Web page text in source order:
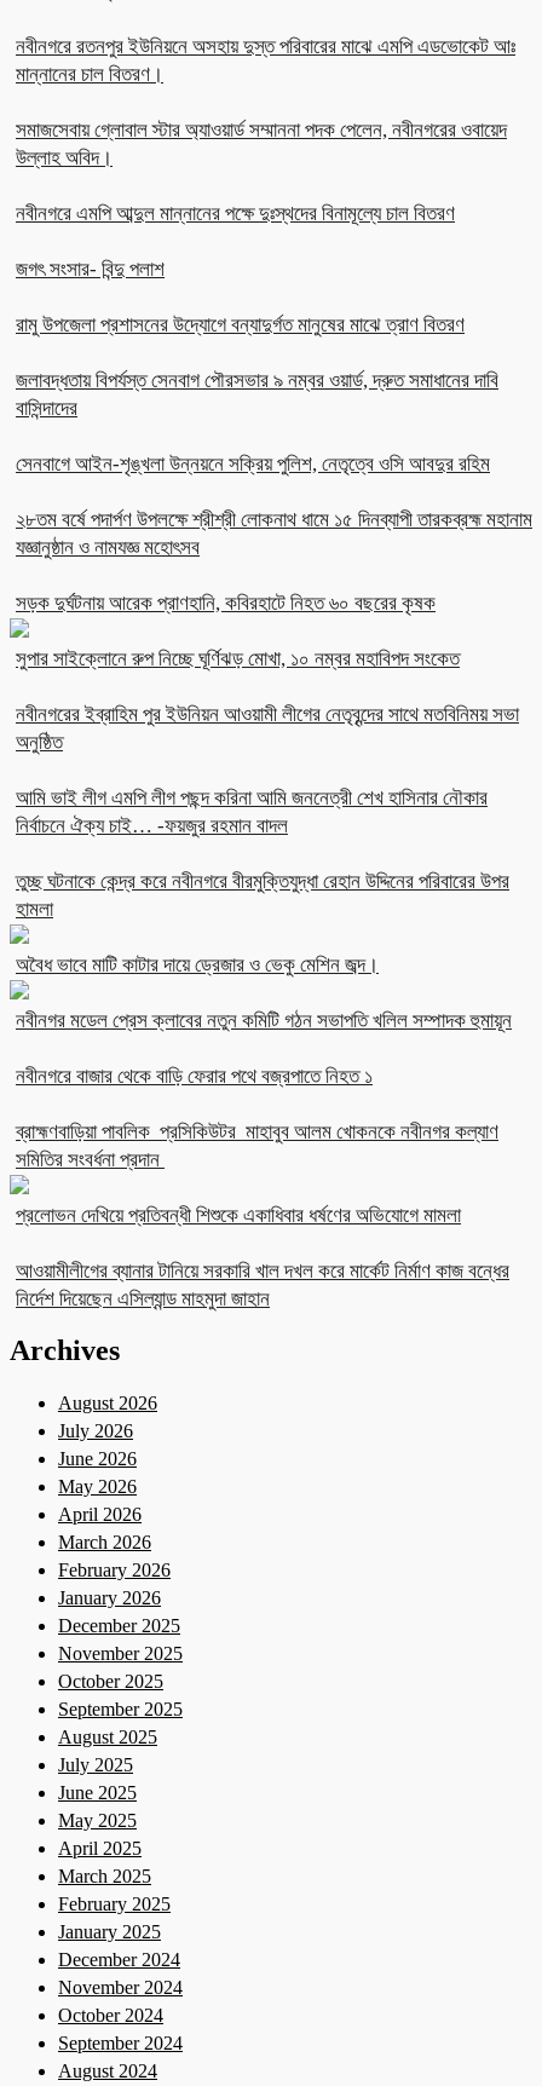
নবীনগরে রতনপুর ইউনিয়নে অসহায় দুস্ত পরিবারের মাঝে এমপি এডভোকেট আঃ
মান্নানের চাল বিতরণ।
সমাজসেবায় গ্লোবাল স্টার অ্যাওয়ার্ড সম্মাননা পদক পেলেন, নবীনগরের ওবায়েদ
উল্লাহ অবিদ।
নবীনগরে এমপি আব্দুল মান্নানের পক্ষে দুঃস্থদের বিনামূল্যে চাল বিতরণ
জগৎ সংসার- বিন্দু পলাশ
রামু উপজেলা প্রশাসনের উদ্যোগে বন্যাদুর্গত মানুষের মাঝে ত্রাণ বিতরণ
জলাবদ্ধতায় বিপর্যস্ত সেনবাগ পৌরসভার ৯ নম্বর ওয়ার্ড, দ্রুত সমাধানের দাবি
বাসিন্দাদের
সেনবাগে আইন-শৃঙ্খলা উন্নয়নে সক্রিয় পুলিশ, নেতৃত্বে ওসি আবদুর রহিম
২৮তম বর্ষে পদার্পণ উপলক্ষে শ্রীশ্রী লোকনাথ ধামে ১৫ দিনব্যাপী তারকব্রহ্ম মহানাম
যজ্ঞানুষ্ঠান ও নামযজ্ঞ মহোৎসব
সড়ক দুর্ঘটনায় আরেক প্রাণহানি, কবিরহাটে নিহত ৬০ বছরের কৃষক
সুপার সাইক্লোনে রুপ নিচ্ছে ঘূর্ণিঝড় মোখা, ১০ নম্বর মহাবিপদ সংকেত
নবীনগরের ইব্রাহিম পুর ইউনিয়ন আওয়ামী লীগের নেতৃবৃন্দের সাথে মতবিনিময় সভা
অনুষ্ঠিত
আমি ভাই লীগ এমপি লীগ পছন্দ করিনা আমি জননেত্রী শেখ হাসিনার নৌকার
নির্বাচনে ঐক্য চাই… -ফয়জুর রহমান বাদল
তুচ্ছ ঘটনাকে কেন্দ্র করে নবীনগরে বীরমুক্তিযুদ্ধা রেহান উদ্দিনের পরিবারের উপর
হামলা
অবৈধ ভাবে মাটি কাটার দায়ে ড্রেজার ও ভেকু মেশিন জব্দ।
নবীনগর মডেল প্রেস ক্লাবের নতুন কমিটি গঠন সভাপতি খলিল সম্পাদক হুমায়ূন
নবীনগরে বাজার থেকে বাড়ি ফেরার পথে বজ্রপাতে নিহত ১
ব্রাহ্মণবাড়িয়া পাবলিক প্রসিকিউটর মাহাবুব আলম খোকনকে নবীনগর কল্যাণ
সমিতির সংবর্ধনা প্রদান
প্রলোভন দেখিয়ে প্রতিবন্ধী শিশুকে একাধিবার ধর্ষণের অভিযোগে মামলা
আওয়ামীলীগের ব্যানার টানিয়ে সরকারি খাল দখল করে মার্কেট নির্মাণ কাজ বন্ধের
নির্দেশ দিয়েছেন এসিল্যান্ড মাহমুদা জাহান
Archives
August 2026
July 2026
June 2026
May 2026
April 2026
March 2026
February 2026
January 2026
December 2025
November 2025
October 2025
September 2025
August 2025
July 2025
June 2025
May 2025
April 2025
March 2025
February 2025
January 2025
December 2024
November 2024
October 2024
September 2024
August 2024